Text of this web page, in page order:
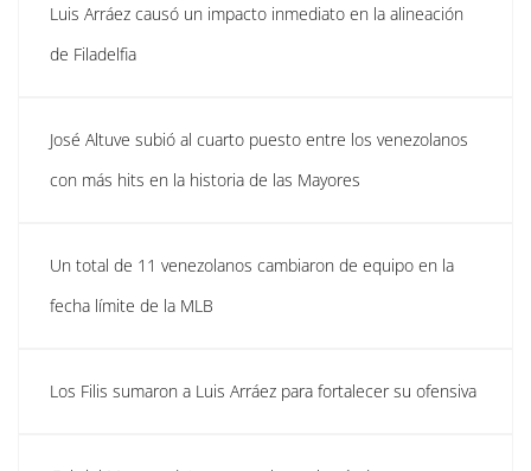
Luis Arráez causó un impacto inmediato en la alineación
de Filadelfia
José Altuve subió al cuarto puesto entre los venezolanos
con más hits en la historia de las Mayores
Un total de 11 venezolanos cambiaron de equipo en la
fecha límite de la MLB
Los Filis sumaron a Luis Arráez para fortalecer su ofensiva